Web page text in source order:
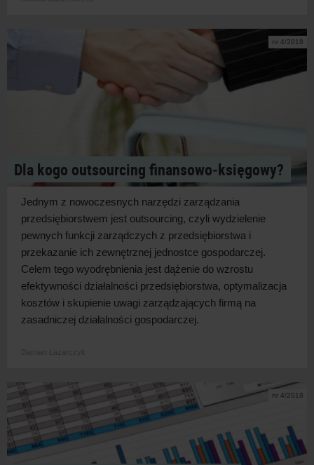
nr 4/2018
Dla kogo outsourcing finansowo‑księgowy?
Jednym z nowoczesnych narzędzi zarządzania
przedsiębiorstwem jest outsourcing, czyli wydzielenie
pewnych funkcji zarządczych z przedsiębiorstwa i
przekazanie ich zewnętrznej jednostce gospodarczej.
Celem tego wyodrębnienia jest dążenie do wzrostu
efektywności działalności przedsiębiorstwa, optymalizacja
kosztów i skupienie uwagi zarządzających firmą na
zasadniczej działalności gospodarczej.
nr 4/2018